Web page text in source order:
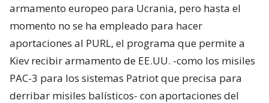
armamento europeo para Ucrania, pero hasta el
momento no se ha empleado para hacer
aportaciones al PURL, el programa que permite a
Kiev recibir armamento de EE.UU. -como los misiles
PAC-3 para los sistemas Patriot que precisa para
derribar misiles balísticos- con aportaciones del